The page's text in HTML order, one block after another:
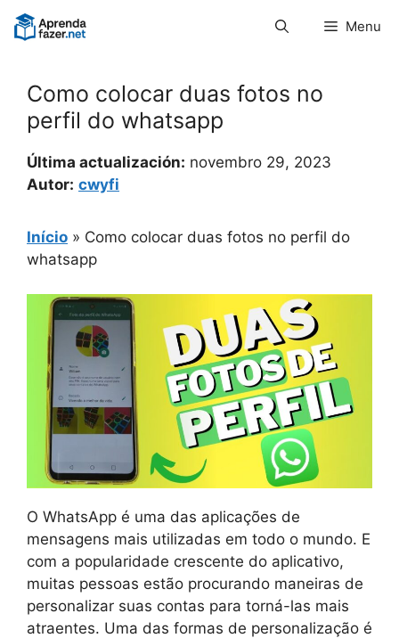
Pular
para
Menu
Como colocar duas fotos no
perfil do whatsapp
Última actualización: novembro 29, 2023
Autor: cwyfi
Início » Como colocar duas fotos no perfil do
whatsapp
O WhatsApp é uma das aplicações de
mensagens mais utilizadas em todo o mundo. E
com a popularidade crescente do aplicativo,
muitas pessoas estão procurando maneiras de
personalizar suas contas para torná-las mais
atraentes. Uma das formas de personalização é